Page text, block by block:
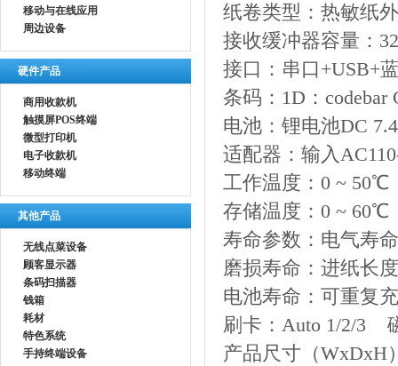
移动与在线应用
周边设备
硬件产品
商用收款机
触摸屏POS终端
微型打印机
电子收款机
移动终端
其他产品
无线点菜设备
顾客显示器
条码扫描器
钱箱
耗材
特色系统
手持终端设备
纸卷类型：热敏纸
接收缓冲器容量：
接口：串口+USB+
条码： 1D ： codebar
电池：锂电池DC
适配器：输入
工作温度： 0 ~ 50℃
存储温度： 0 ~ 60℃
寿命参数：电气寿命
磨损寿命：进纸长度
电池寿命：可重复
刷卡： Auto 1/2/3
产品尺寸（WxDxH